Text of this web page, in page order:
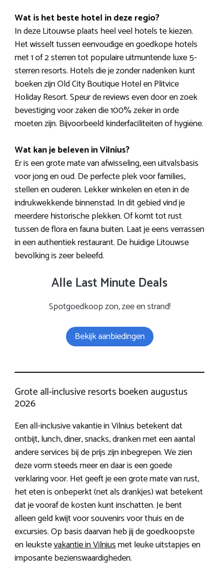
Wat is het beste hotel in deze regio?
In deze Litouwse plaats heel veel hotels te kiezen.
Het wisselt tussen eenvoudige en goedkope hotels
met 1 of 2 sterren tot populaire uitmuntende luxe 5-
sterren resorts. Hotels die je zonder nadenken kunt
boeken zijn Old City Boutique Hotel en Plitvice
Holiday Resort. Speur de reviews even door en zoek
bevestiging voor zaken die 100% zeker in orde
moeten zijn. Bijvoorbeeld kinderfaciliteiten of hygiëne.
Wat kan je beleven in Vilnius?
Er is een grote mate van afwisseling, een uitvalsbasis
voor jong en oud. De perfecte plek voor families,
stellen en ouderen. Lekker winkelen en eten in de
indrukwekkende binnenstad. In dit gebied vind je
meerdere historische plekken. Of komt tot rust
tussen de flora en fauna buiten. Laat je eens verrassen
in een authentiek restaurant. De huidige Litouwse
bevolking is zeer beleefd.
Alle Last Minute Deals
Spotgoedkoop zon, zee en strand!
Bekijk aanbiedingen
Grote all-inclusive resorts boeken augustus
2026
Een all-inclusive vakantie in Vilnius betekent dat
ontbijt, lunch, diner, snacks, dranken met een aantal
andere services bij de prijs zijn inbegrepen. We zien
deze vorm steeds meer en daar is een goede
verklaring voor. Het geeft je een grote mate van rust,
het eten is onbeperkt (net als drankjes) wat betekent
dat je vooraf de kosten kunt inschatten. Je bent
alleen geld kwijt voor souvenirs voor thuis en de
excursies. Op basis daarvan heb jij de goedkoopste
en leukstevakantie in Vilniusmet leuke uitstapjes en
imposante bezienswaardigheden.